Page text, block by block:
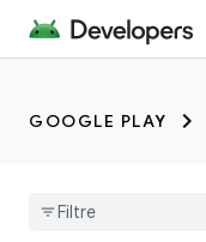
GOOGLE PLAY